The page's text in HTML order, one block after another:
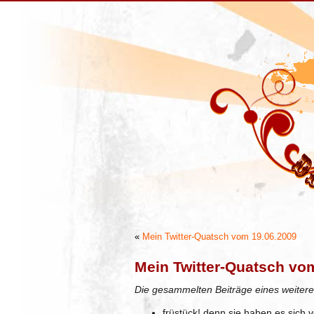
« Mein Twitter-Quatsch vom 19.06.2009
Mein Twitter-Quatsch
Die gesammelten Beiträge eines